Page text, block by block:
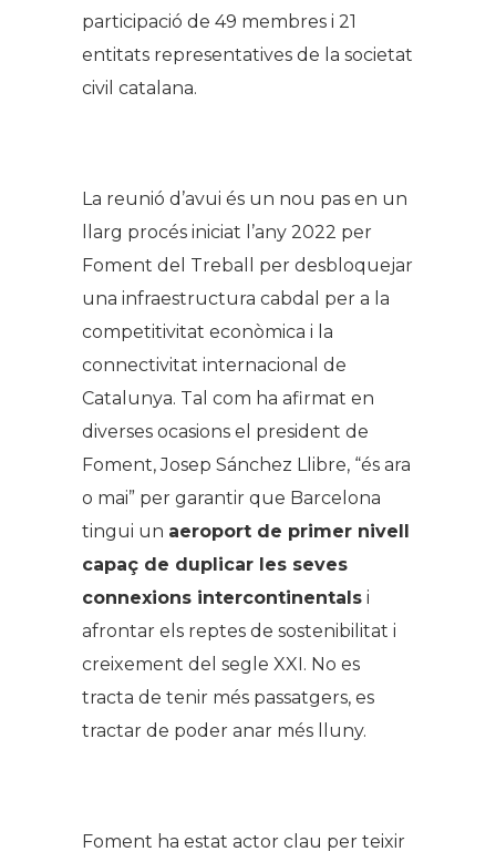
participació de 49 membres i 21
entitats representatives de la societat
civil catalana.
La reunió d’avui és un nou pas en un
llarg procés iniciat l’any 2022 per
Foment del Treball per desbloquejar
una infraestructura cabdal per a la
competitivitat econòmica i la
connectivitat internacional de
Catalunya. Tal com ha afirmat en
diverses ocasions el president de
Foment, Josep Sánchez Llibre, “és ara
o mai” per garantir que Barcelona
tingui un aeroport de primer nivell
capaç de duplicar les seves
connexions intercontinentals i
afrontar els reptes de sostenibilitat i
creixement del segle XXI. No es
tracta de tenir més passatgers, es
tractar de poder anar més lluny.
Foment ha estat actor clau per teixir